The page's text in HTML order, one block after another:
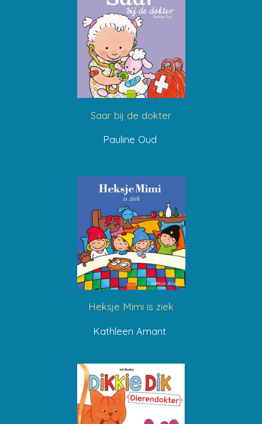
Saar bij de dokter
Pauline Oud
Heksje Mimi is ziek
Kathleen Amant